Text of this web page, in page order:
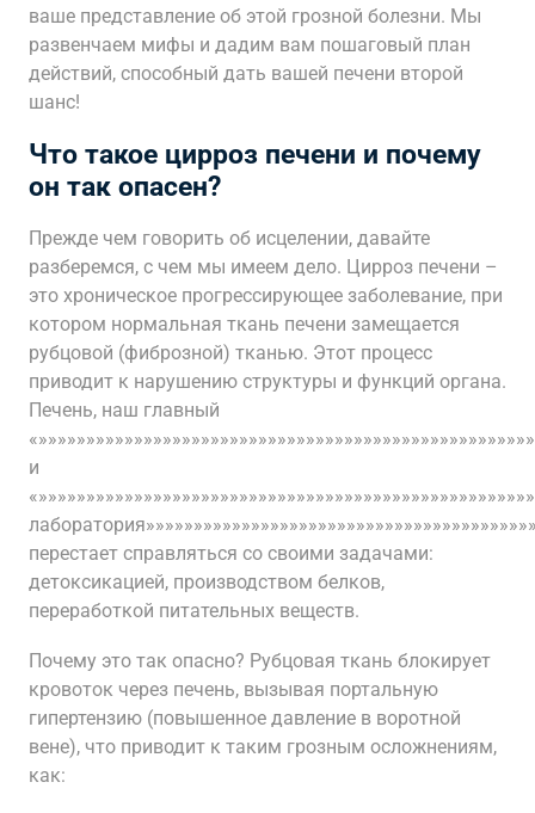
ваше представление об этой грозной болезни. Мы
развенчаем мифы и дадим вам пошаговый план
действий, способный дать вашей печени второй
шанс!
Что такое цирроз печени и почему
он так опасен?
Прежде чем говорить об исцелении, давайте
разберемся, с чем мы имеем дело. Цирроз печени –
это хроническое прогрессирующее заболевание, при
котором нормальная ткань печени замещается
рубцовой (фиброзной) тканью. Этот процесс
приводит к нарушению структуры и функций органа.
Печень, наш главный
и
перестает справляться со своими задачами:
детоксикацией, производством белков,
переработкой питательных веществ.
Почему это так опасно? Рубцовая ткань блокирует
кровоток через печень, вызывая портальную
гипертензию (повышенное давление в воротной
вене), что приводит к таким грозным осложнениям,
как: